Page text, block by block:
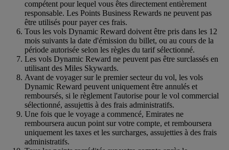
compétent pour lequel vous êtes directement entièrement
responsable. Les Points Business Rewards ne peuvent pas
être utilisés pour payer ces frais.
Tous les vols Dynamic Reward doivent être pris dans les 12
mois suivants la date d'émission du billet, ou au cours de la
période autorisée selon les règles du tarif sélectionné.
Les vols Dynamic Reward ne peuvent pas être surclassés en
utilisant des Miles Skywards.
Avant de voyager sur le premier secteur du vol, les vols
Dynamic Reward peuvent uniquement être annulés et
remboursés, si le règlement l'autorise pour le vol commercial
sélectionné, assujettis à des frais administratifs.
Une fois que le voyage a commencé, Emirates ne
remboursera aucun point sur votre compte, et remboursera
uniquement les taxes et les surcharges, assujetties à des frais
administratifs.